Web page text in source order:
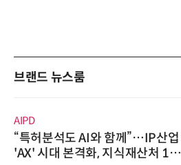
브랜드 뉴스룸
디에스앤지
디에스앤지, 'AI EXPO KOREA 20
26' 참가 성료… AI 전 생애주기 아